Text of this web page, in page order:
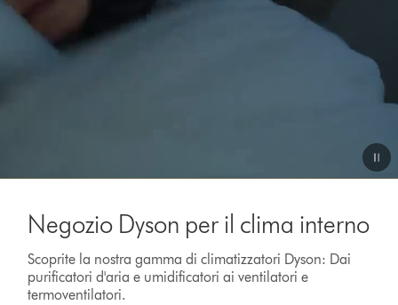
Negozio Dyson per il clima interno
Scoprite la nostra gamma di climatizzatori Dyson: Dai
purificatori d'aria e umidificatori ai ventilatori e
termoventilatori.